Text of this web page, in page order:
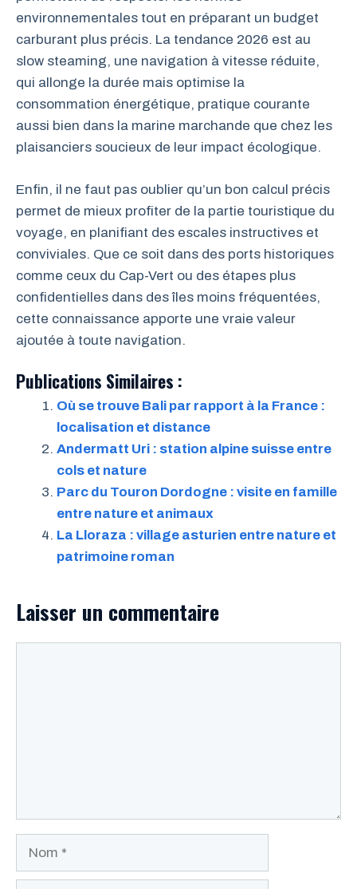
environnementales tout en préparant un budget
carburant plus précis. La tendance 2026 est au
slow steaming, une navigation à vitesse réduite,
qui allonge la durée mais optimise la
consommation énergétique, pratique courante
aussi bien dans la marine marchande que chez les
plaisanciers soucieux de leur impact écologique.
Enfin, il ne faut pas oublier qu’un bon calcul précis
permet de mieux profiter de la partie touristique du
voyage, en planifiant des escales instructives et
conviviales. Que ce soit dans des ports historiques
comme ceux du Cap-Vert ou des étapes plus
confidentielles dans des îles moins fréquentées,
cette connaissance apporte une vraie valeur
ajoutée à toute navigation.
Publications Similaires :
Où se trouve Bali par rapport à la France :
localisation et distance
Andermatt Uri : station alpine suisse entre
cols et nature
Parc du Touron Dordogne : visite en famille
entre nature et animaux
La Lloraza : village asturien entre nature et
patrimoine roman
Laisser un commentaire